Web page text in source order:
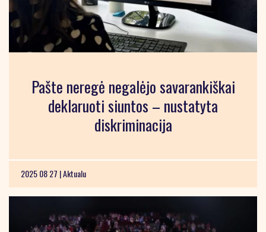
Pašte neregė negalėjo savarankiškai
deklaruoti siuntos – nustatyta
diskriminacija
2025 08 27 |Aktualu